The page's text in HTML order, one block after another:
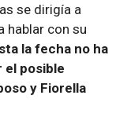
se dirigía a
hablar con su
la fecha no ha
el posible
y Fiorella